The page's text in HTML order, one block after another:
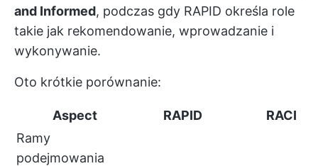
and Informed, podczas gdy RAPID określa role
takie jak rekomendowanie, wprowadzanie i
wykonywanie.
Oto krótkie porównanie:
Aspect RAPID
RACI
Ramy
podejmowania